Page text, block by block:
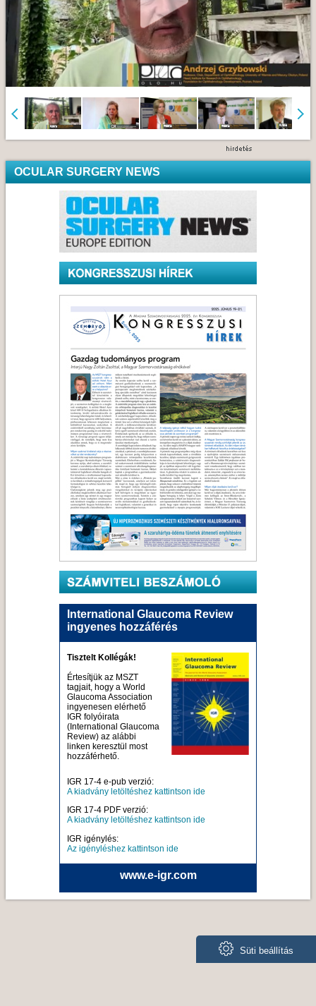
OCULAR SURGERY NEWS
International Glaucoma Review
ingyenes hozzáférés
Tisztelt Kollégák!
Értesítjük az MSZT
tagjait, hogy a World
Glaucoma Association
ingyenesen elérhető
IGR folyóirata
(International Glaucoma
Review) az alábbi
linken keresztül most
hozzáférhető.
IGR 17-4 e-pub verzió:
A kiadvány letöltéshez kattintson ide
IGR 17-4 PDF verzió:
A kiadvány letöltéshez kattintson ide
IGR igénylés:
Az igényléshez kattintson ide
www.e-igr.com
Süti beállítás